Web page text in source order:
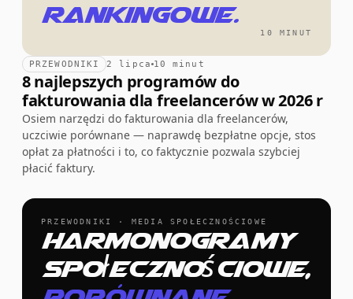
rankingowe.
10 MINUT
PRZEWODNIKI 2 lipca 10 minut
8 najlepszych programów do
fakturowania dla freelancerów w 2026 r
Osiem narzędzi do fakturowania dla freelancerów,
uczciwie porównane — naprawdę bezpłatne opcje, stos
opłat za płatności i to, co faktycznie pozwala szybciej
płacić faktury.
PRZEWODNIKI · MEDIA SPOŁECZNOŚCIOWE
Harmonogramy
społecznościowe,